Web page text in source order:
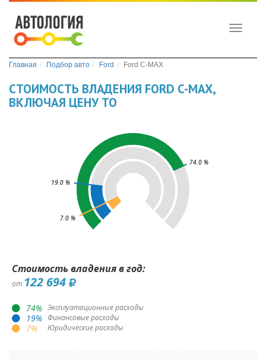
Toggle
Главная Подбор авто Ford Ford C-MAX
СТОИМОСТЬ ВЛАДЕНИЯ FORD C-MAX,
ВКЛЮЧАЯ ЦЕНУ ТО
74.0 %
19.0 %
7.0 %
Стоимость владения в год:
от 122 694
74% Эксплуатационные расходы
19% Финансовые расходы
7% Юридические расходы